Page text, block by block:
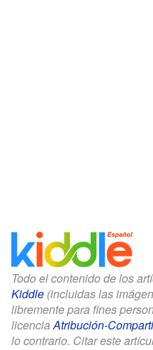
Todo el contenido de los
Kiddle (incluidas las
libremente para fines
licenciaAtribución-
lo contrario. Citar este